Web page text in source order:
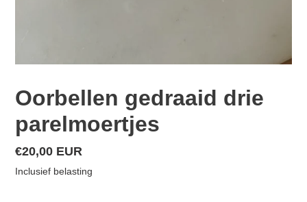
Oorbellen gedraaid drie
parelmoertjes
Normale
prijs
€20,00 EUR
Inclusief belasting